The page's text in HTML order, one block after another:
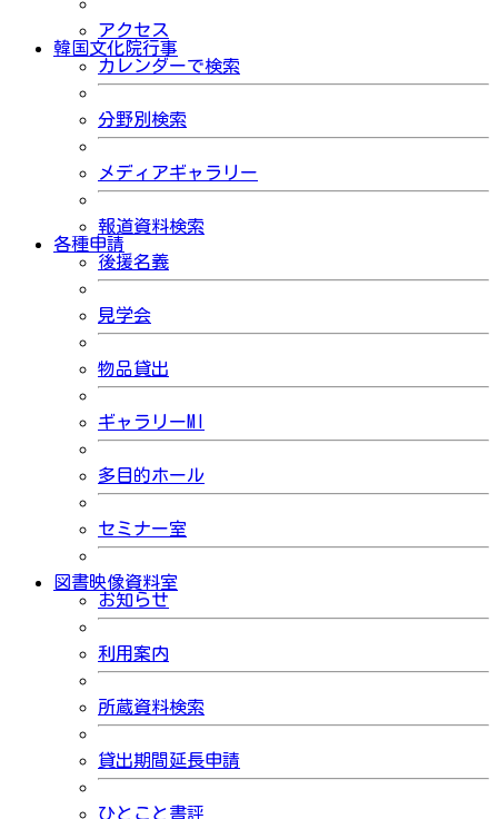
アクセス
韓国文化院行事
カレンダーで検索
分野別検索
メディアギャラリー
報道資料検索
各種申請
後援名義
見学会
物品貸出
ギャラリーMI
多目的ホール
セミナー室
図書映像資料室
お知らせ
利用案内
所蔵資料検索
貸出期間延長申請
ひとこと書評